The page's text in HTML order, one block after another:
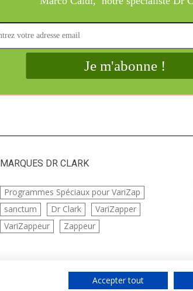
MARQUES DR CLARK
Programmes Spéciaux pour VariZap
sanctum
Dr Clark
VariZapper
VariZappeur
Zappeur
Accepter tout